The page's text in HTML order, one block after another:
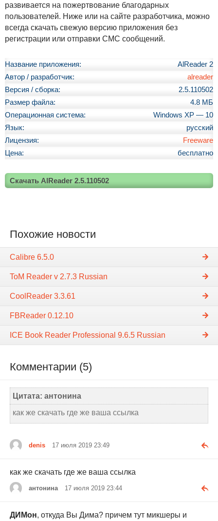
развивается на пожертвование благодарных
пользователей. Ниже или на сайте разработчика, можно
всегда скачать свежую версию приложения без
регистрации или отправки СМС сообщений.
Название приложения:
AlReader 2
Автор / разработчик:
alreader
Версия / сборка:
2.5.110502
Размер файла:
4.8 МБ
Операционная система:
Windows XP — 10
Язык:
русский
Лицензия:
Freeware
Цена:
бесплатно
Скачать AlReader 2.5.110502
Похожие новости
Calibre 6.5.0
ToМ Reader v 2.7.3 Russian
CoolReader 3.3.61
FBReader 0.12.10
ICE Book Reader Professional 9.6.5 Russian
Комментарии (5)
Цитата: антонина
как же скачать где же ваша ссылка
denis 17 июля 2019 23:49
как же скачать где же ваша ссылка
антонина 17 июля 2019 23:44
ДИМон, откуда Вы Дима? причем тут микшеры и